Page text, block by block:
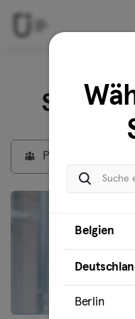
Privatmitglieder
Belgien
Berlin